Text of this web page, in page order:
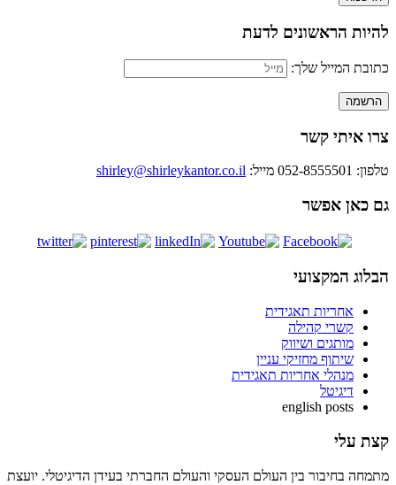
להיות הראשונים לדעת
כתובת המייל שלך:
צרו איתי קשר
טלפון: 052-8555501 מייל: shirley@shirleykantor.co.il
גם כאן אפשר
הבלוג המקצועי
אחריות תאגידית
קשרי קהילה
מותגים ושיווק
שיתוף מחזיקי עניין
מנהלי אחריות תאגידית
דיגיטל
english posts
קצת עלי
מתמחה בחיבור בין העולם העסקי והעולם החברתי בעידן הדיגיטלי. יועצת